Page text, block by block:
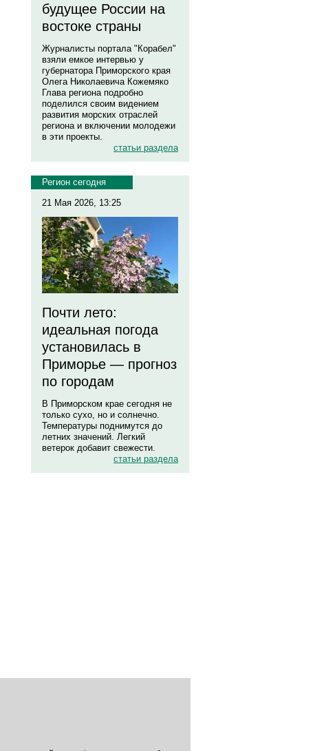
будущее России на
востоке страны
Журналисты портала "Корабел"
взяли емкое интервью у
губернатора Приморского края
Олега Николаевича Кожемяко
Глава региона подробно
поделился своим видением
развития морских отраслей
региона и включении молодежи
в эти проекты.
статьи раздела
Регион сегодня
21 Мая 2026, 13:25
Почти лето:
идеальная погода
установилась в
Приморье — прогноз
по городам
В Приморском крае сегодня не
только сухо, но и солнечно.
Температуры поднимутся до
летних значений. Легкий
ветерок добавит свежести.
статьи раздела